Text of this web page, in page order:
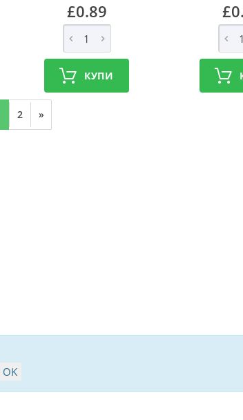
£0.89
КУПИ
2 »
OK